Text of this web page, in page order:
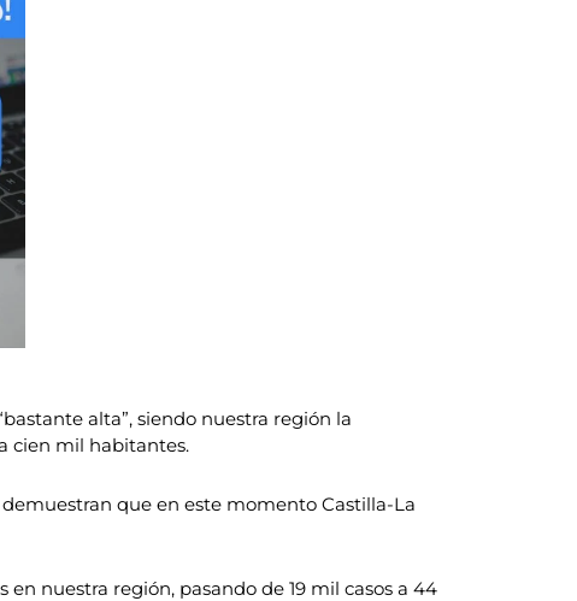
alta”, siendo nuestra región la
cien mil habitantes.
que en este momento Castilla-La
nuestra región, pasando de 19 mil casos a 44